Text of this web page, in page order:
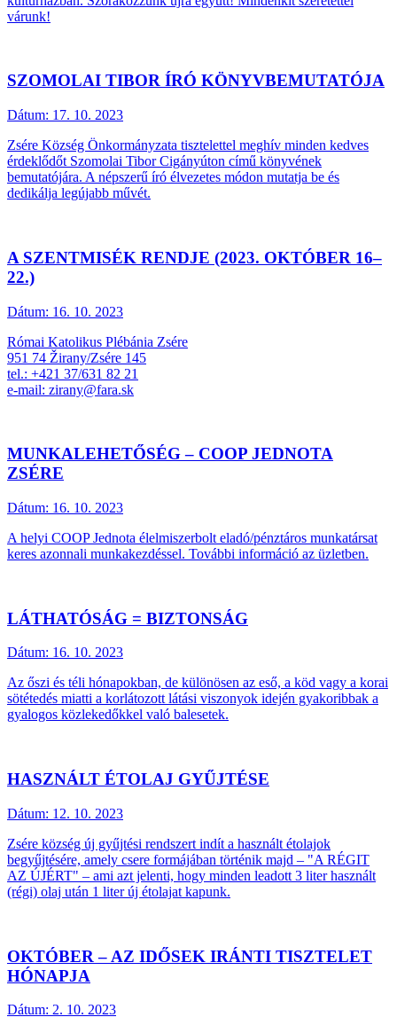
várunk!
SZOMOLAI TIBOR ÍRÓ KÖNYVBEMUTATÓJA
Dátum: 17. 10. 2023
Zsére Község Önkormányzata tisztelettel meghív minden kedves
érdeklődőt Szomolai Tibor Cigányúton című könyvének
bemutatójára. A népszerű író élvezetes módon mutatja be és
dedikálja legújabb művét.
A SZENTMISÉK RENDJE (2023. OKTÓBER 16–
22.)
Dátum: 16. 10. 2023
Római Katolikus Plébánia Zsére
951 74 Žirany/Zsére 145
tel.: +421 37/631 82 21
e-mail: zirany@fara.sk
MUNKALEHETŐSÉG – COOP JEDNOTA
ZSÉRE
Dátum: 16. 10. 2023
A helyi COOP Jednota élelmiszerbolt eladó/pénztáros munkatársat
keres azonnali munkakezdéssel. További információ az üzletben.
LÁTHATÓSÁG = BIZTONSÁG
Dátum: 16. 10. 2023
Az őszi és téli hónapokban, de különösen az eső, a köd vagy a korai
sötétedés miatti a korlátozott látási viszonyok idején gyakoribbak a
gyalogos közlekedőkkel való balesetek.
HASZNÁLT ÉTOLAJ GYŰJTÉSE
Dátum: 12. 10. 2023
Zsére község új gyűjtési rendszert indít a használt étolajok
begyűjtésére, amely csere formájában történik majd – "A RÉGIT
AZ ÚJÉRT" – ami azt jelenti, hogy minden leadott 3 liter használt
(régi) olaj után 1 liter új étolajat kapunk.
OKTÓBER – AZ IDŐSEK IRÁNTI TISZTELET
HÓNAPJA
Dátum: 2. 10. 2023